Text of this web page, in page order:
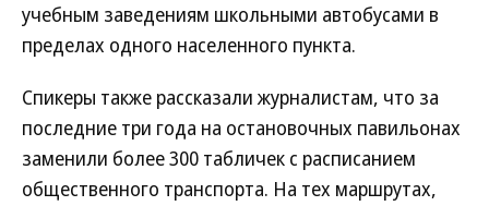
учебным заведениям школьными автобусами в
пределах одного населенного пункта.
Спикеры также рассказали журналистам, что за
последние три года на остановочных павильонах
заменили более 300 табличек с расписанием
общественного транспорта. На тех маршрутах,